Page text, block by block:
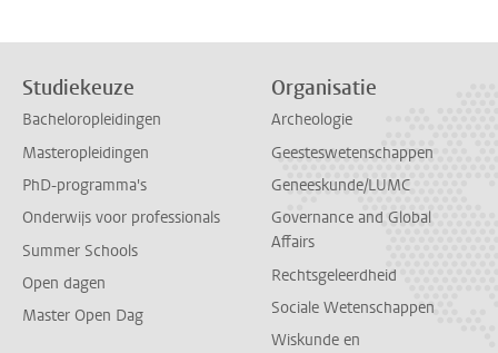
Studiekeuze
Bacheloropleidingen
Masteropleidingen
PhD-programma's
Onderwijs voor professionals
Summer Schools
Open dagen
Master Open Dag
Organisatie
Archeologie
Geesteswetenschappen
Geneeskunde/LUMC
Governance and Global
Affairs
Rechtsgeleerdheid
Sociale Wetenschappen
Wiskunde en